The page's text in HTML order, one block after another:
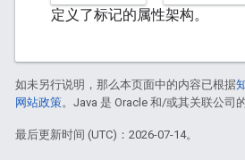
定义了标记的属性架构。
如未另行说明，那么本页面中的内容已根据
网站政策。Java 是 Oracle 和/或其关联公司
最后更新时间 (UTC)：2026-07-14。